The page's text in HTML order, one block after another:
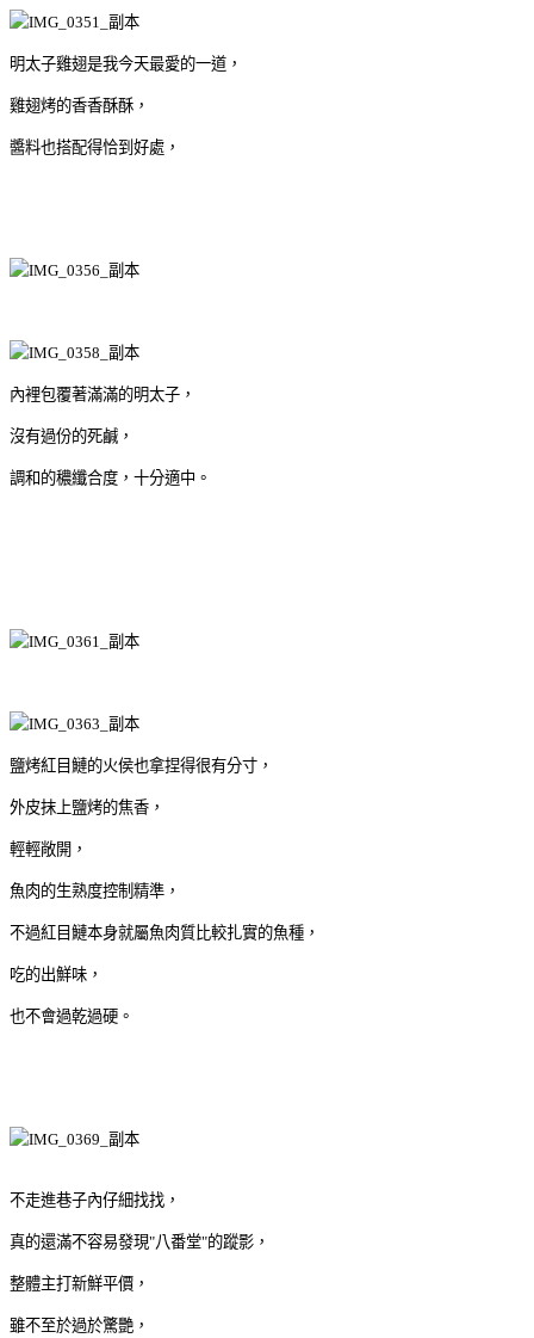
明太子雞翅是我今天最愛的一道，
雞翅烤的香香酥酥，
醬料也搭配得恰到好處，
內裡包覆著滿滿的明太子，
沒有過份的死鹹，
調和的穠纖合度，十分適中。
鹽烤紅目鰱的火侯也拿捏得很有分寸，
外皮抹上鹽烤的焦香，
輕輕敞開，
魚肉的生熟度控制精準，
不過紅目鰱本身就屬魚肉質比較扎實的魚種，
吃的出鮮味，
也不會過乾過硬。
不走進巷子內仔細找找，
真的還滿不容易發現"八番堂"的蹤影，
整體主打新鮮平價，
雖不至於過於驚艷，